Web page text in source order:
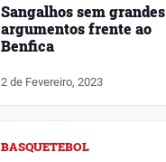
Sangalhos sem grandes
argumentos frente ao
Benfica
2 de Fevereiro, 2023
BASQUETEBOL